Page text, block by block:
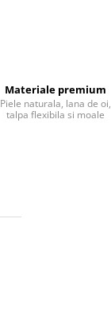
Materiale premium
Piele naturala, lana de oi,
talpa flexibila si moale